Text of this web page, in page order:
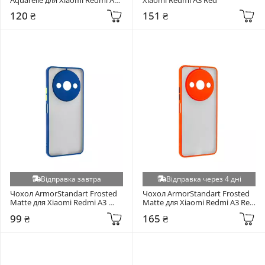
Xiaomi Redmi Note 5/Note 5 Pro (+4)
Xiaomi Redmi Note 6 Pro (+4)
ZTE Blade A55 4G (+4)
ZTE Blade A56 4G (+4)
ZTE Blade L220 (+4)
ZTE Nubia V70 Max 4G (+4)
Apple iPhone 17 (6.3") (+3)
Apple iPhone 6S+ (+3)
Blackview Shark 8 (+3)
Samsung Galaxy S25 (+3)
Google Pixel 10 5G / 10 Pro 5G (+3)
120 ₴ 151 ₴
Відправка завтра
Чохол ArmorStandart Frosted
Matte для Xiaomi Redmi A3
99 ₴
Відправка через 4 дні
Чохол ArmorStandart Frosted
Matte для Xiaomi Redmi A3 Red
165 ₴